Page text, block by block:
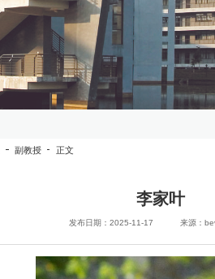
副教授 正文
李家叶
发布日期：2025-11-17 来源：